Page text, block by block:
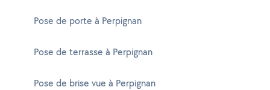
Pose de porte à Perpignan
Pose de terrasse à Perpignan
Pose de brise vue à Perpignan